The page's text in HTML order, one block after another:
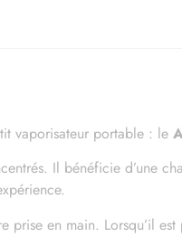
vaporisateur portable : le
Il bénéficie d’une
en main. Lorsqu’il
août au mardi 25 août
cette période
Fermer